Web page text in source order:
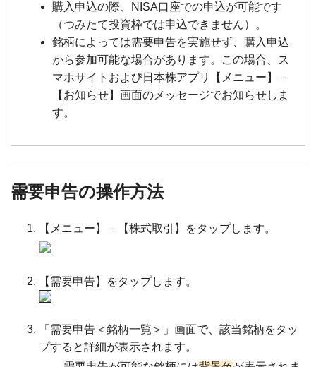
購入申込の際、NISA口座での申込が可能です
（つみたて投資枠では申込できません）。
銘柄によっては需要申告を実施せず、購入申込
から参加可能な場合があります。この場合、ス
マホサイトおよび日本株アプリ【メニュー】－
【お知らせ】画面のメッセージでお知らせしま
す。
需要申告の操作方法
【メニュー】－【株式取引】をタップします。
【需要申告】をタップします。
「需要申告＜銘柄一覧＞」画面で、該当銘柄をタッ
プすると詳細が表示されます。